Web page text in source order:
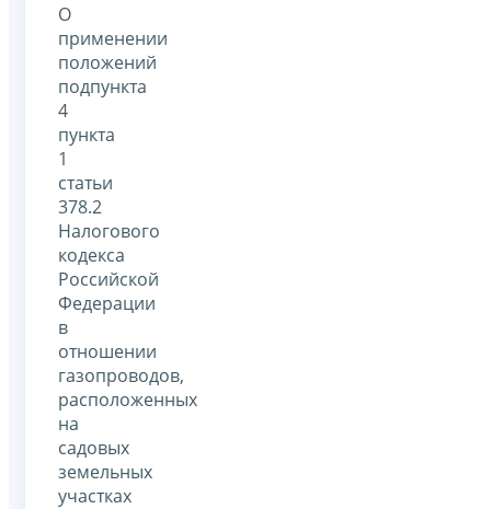
О
применении
положений
подпункта
4
пункта
1
статьи
378.2
Налогового
кодекса
Российской
Федерации
в
отношении
газопроводов,
расположенных
на
садовых
земельных
участках